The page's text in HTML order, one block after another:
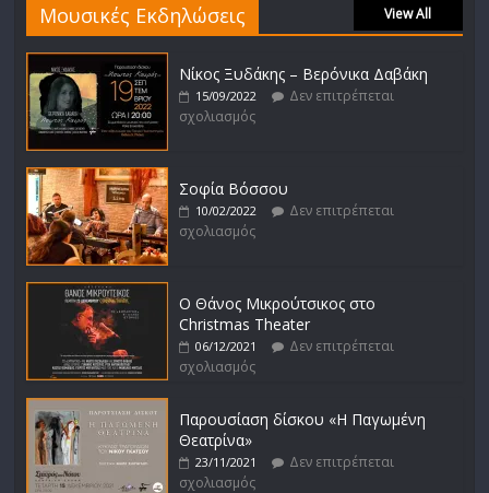
Μουσικές Εκδηλώσεις View All
Νίκος Ξυδάκης – Βερόνικα Δαβάκη
15/09/2022
Δεν επιτρέπεται
σχολιασμός
Σοφία Βόσσου
10/02/2022
Δεν επιτρέπεται
σχολιασμός
Ο Θάνος Μικρούτσικος στο
Christmas Theater
06/12/2021
Δεν επιτρέπεται
σχολιασμός
Παρουσίαση δίσκου «Η Παγωμένη
Θεατρίνα»
23/11/2021
Δεν επιτρέπεται
σχολιασμός